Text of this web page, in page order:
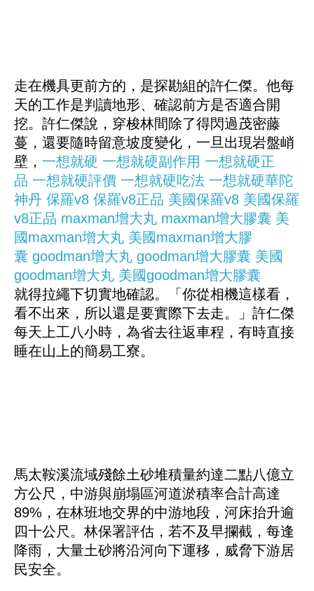
走在機具更前方的，是探勘組的許仁傑。他每
天的工作是判讀地形、確認前方是否適合開
挖。許仁傑說，穿梭林間除了得閃過茂密藤
蔓，還要隨時留意坡度變化，一旦出現岩盤峭
壁， 一想就硬 一想就硬副作用 一想就硬正
品 一想就硬評價 一想就硬吃法 一想就硬華陀
神丹 保羅v8 保羅v8正品 美國保羅v8 美國保羅
v8正品 maxman增大丸 maxman增大膠囊 美
國maxman增大丸 美國maxman增大膠
囊 goodman增大丸 goodman增大膠囊 美國
goodman增大丸 美國goodman增大膠囊
就得拉繩下切實地確認。「你從相機這樣看，
看不出來，所以還是要實際下去走。」許仁傑
每天上工八小時，為省去往返車程，有時直接
睡在山上的簡易工寮。
馬太鞍溪流域殘餘土砂堆積量約達二點八億立
方公尺，中游與崩塌區河道淤積率合計高達
89%，在林班地交界的中游地段，河床抬升逾
四十公尺。林保署評估，若不及早攔截，每逢
降雨，大量土砂將沿河向下運移，威脅下游居
民安全。